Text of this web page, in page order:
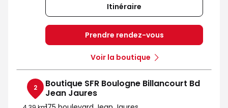
Itinéraire
Prendre rendez-vous
Voir la boutique
2
Boutique SFR Boulogne Billancourt Bd
Jean Jaures